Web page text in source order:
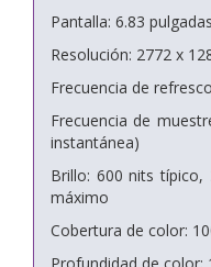
Pantalla: 6.83
Resolución: 2772 x
Frecuencia de
Frecuencia de
instantánea)
Brillo: 600 nits
máximo
Cobertura de color:
Profundidad de color: